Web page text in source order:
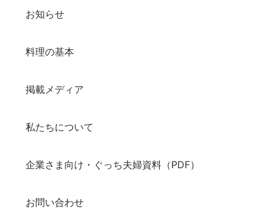
お知らせ
料理の基本
掲載メディア
私たちについて
企業さま向け・ぐっち夫婦資料（PDF）
お問い合わせ